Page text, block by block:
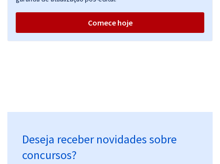
Comece hoje
Deseja receber novidades sobre
concursos?